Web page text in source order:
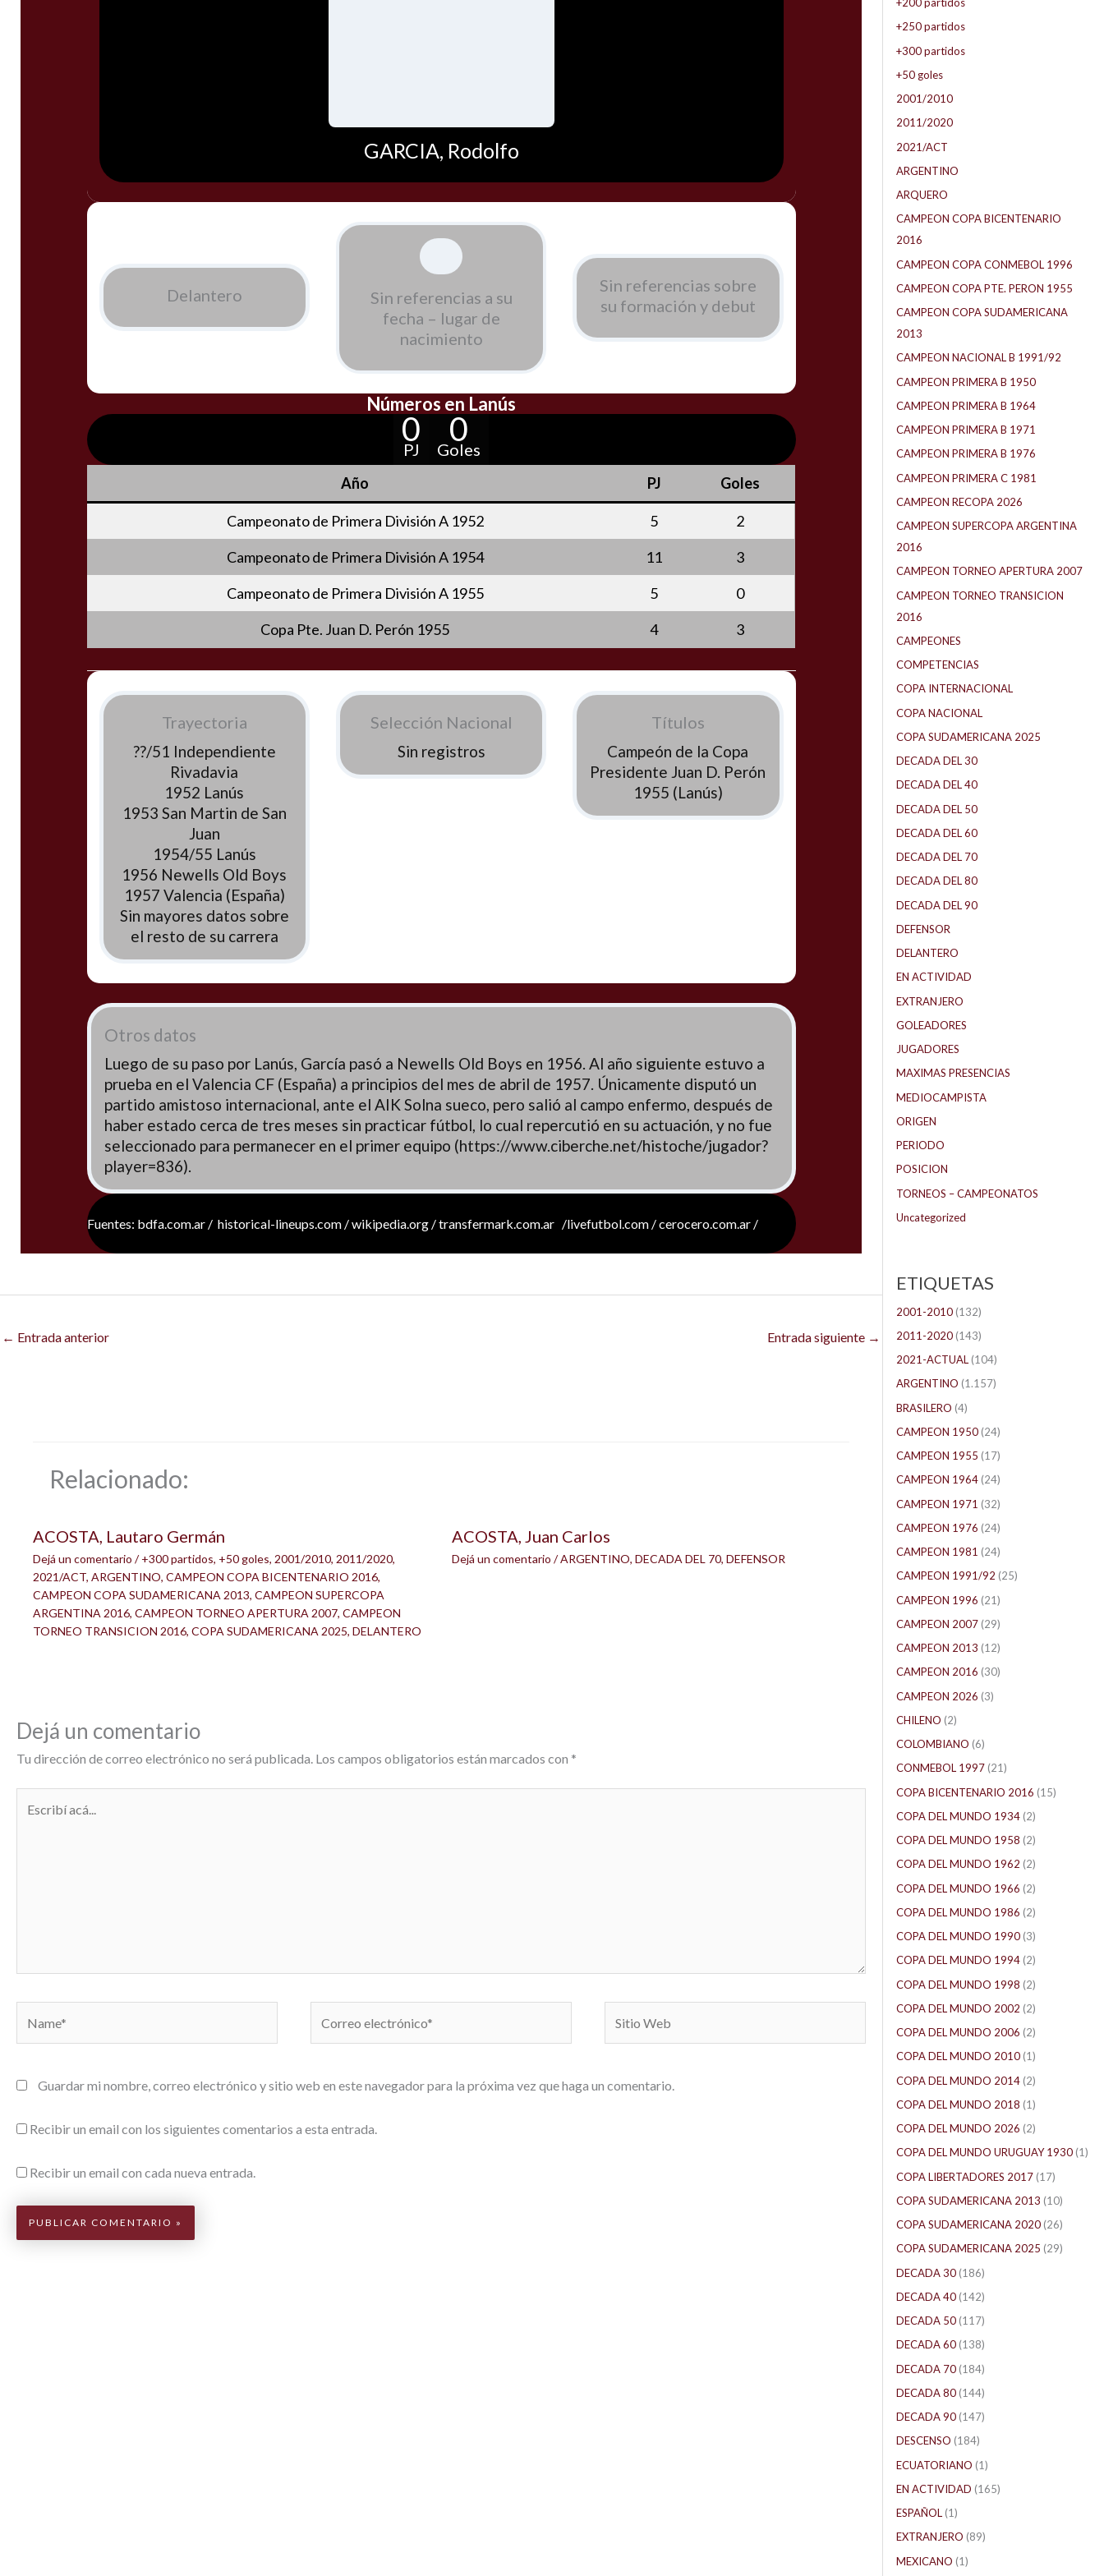
GARCIA, Rodolfo
Delantero
Sin referencias a su
fecha – lugar de
nacimiento
Sin referencias sobre
su formación y debut
Números en Lanús
0
PJ
0
Goles
Año PJ Goles
Campeonato de Primera División A 1952 5
2
Campeonato de Primera División A 1954
11
3
Campeonato de Primera División A 1955
5
0
Copa Pte. Juan D. Perón 1955
4 3
Trayectoria
??/51 Independiente
Rivadavia
1952 Lanús
1953 San Martin de San
Juan
1954/55 Lanús
1956 Newells Old Boys
1957 Valencia (España)
Sin mayores datos sobre
el resto de su carrera
Selección Nacional
Sin registros
Títulos
Campeón de la Copa
Presidente Juan D. Perón
1955 (Lanús)
Otros datos
Luego de su paso por Lanús, García pasó a Newells Old Boys en 1956. Al año siguiente estuvo a
prueba en el Valencia CF (España) a principios del mes de abril de 1957. Únicamente disputó un
partido amistoso internacional, ante el AIK Solna sueco, pero salió al campo enfermo, después de
haber estado cerca de tres meses sin practicar fútbol, lo cual repercutió en su actuación, y no fue
seleccionado para permanecer en el primer equipo (https://www.ciberche.net/histoche/jugador?
player=836).
Fuentes: bdfa.com.ar / historical-lineups.com / wikipedia.org / transfermark.com.ar /livefutbol.com / cerocero.com.ar /
← Entrada anterior Entrada siguiente →
Relacionado:
ACOSTA, Lautaro Germán
Dejá un comentario /+300 partidos, +50 goles, 2001/2010, 2011/2020,
2021/ACT, ARGENTINO, CAMPEON COPA BICENTENARIO 2016,
CAMPEON COPA SUDAMERICANA 2013, CAMPEON SUPERCOPA
ARGENTINA 2016, CAMPEON TORNEO APERTURA 2007, CAMPEON
TORNEO TRANSICION 2016, COPA SUDAMERICANA 2025, DELANTERO
ACOSTA, Juan Carlos
Dejá un comentario /ARGENTINO, DECADA DEL 70, DEFENSOR
Dejá un comentario
Tu dirección de correo electrónico no será publicada. Los campos obligatorios están marcados con *
acá...
electrónico*
Web
Guardar mi nombre, correo electrónico y sitio web en este navegador para la próxima vez que haga un comentario.
Recibir un email con los siguientes comentarios a esta entrada.
Recibir un email con cada nueva entrada.
+250 partidos
+300 partidos
+50 goles
2001/2010
2011/2020
2021/ACT
ARGENTINO
ARQUERO
CAMPEON COPA BICENTENARIO
2016
CAMPEON COPA CONMEBOL 1996
CAMPEON COPA PTE. PERON 1955
CAMPEON COPA SUDAMERICANA
2013
CAMPEON NACIONAL B 1991/92
CAMPEON PRIMERA B 1950
CAMPEON PRIMERA B 1964
CAMPEON PRIMERA B 1971
CAMPEON PRIMERA B 1976
CAMPEON PRIMERA C 1981
CAMPEON RECOPA 2026
CAMPEON SUPERCOPA ARGENTINA
2016
CAMPEON TORNEO APERTURA 2007
CAMPEON TORNEO TRANSICION
2016
CAMPEONES
COMPETENCIAS
COPA INTERNACIONAL
COPA NACIONAL
COPA SUDAMERICANA 2025
DECADA DEL 30
DECADA DEL 40
DECADA DEL 50
DECADA DEL 60
DECADA DEL 70
DECADA DEL 80
DECADA DEL 90
DEFENSOR
DELANTERO
EN ACTIVIDAD
EXTRANJERO
GOLEADORES
JUGADORES
MAXIMAS PRESENCIAS
MEDIOCAMPISTA
ORIGEN
PERIODO
POSICION
TORNEOS – CAMPEONATOS
Uncategorized
ETIQUETAS
2001-2010 (132)
2011-2020 (143)
2021-ACTUAL (104)
ARGENTINO (1.157)
BRASILERO (4)
CAMPEON 1950 (24)
CAMPEON 1955 (17)
CAMPEON 1964 (24)
CAMPEON 1971 (32)
CAMPEON 1976 (24)
CAMPEON 1981 (24)
CAMPEON 1991/92 (25)
CAMPEON 1996 (21)
CAMPEON 2007 (29)
CAMPEON 2013 (12)
CAMPEON 2016 (30)
CAMPEON 2026 (3)
CHILENO (2)
COLOMBIANO (6)
CONMEBOL 1997 (21)
COPA BICENTENARIO 2016 (15)
COPA DEL MUNDO 1934 (2)
COPA DEL MUNDO 1958 (2)
COPA DEL MUNDO 1962 (2)
COPA DEL MUNDO 1966 (2)
COPA DEL MUNDO 1986 (2)
COPA DEL MUNDO 1990 (3)
COPA DEL MUNDO 1994 (2)
COPA DEL MUNDO 1998 (2)
COPA DEL MUNDO 2002 (2)
COPA DEL MUNDO 2006 (2)
COPA DEL MUNDO 2010 (1)
COPA DEL MUNDO 2014 (2)
COPA DEL MUNDO 2018 (1)
COPA DEL MUNDO 2026 (2)
COPA DEL MUNDO URUGUAY 1930 (1)
COPA LIBERTADORES 2017 (17)
COPA SUDAMERICANA 2013 (10)
COPA SUDAMERICANA 2020 (26)
COPA SUDAMERICANA 2025 (29)
DECADA 30 (186)
DECADA 40 (142)
DECADA 50 (117)
DECADA 60 (138)
DECADA 70 (184)
DECADA 80 (144)
DECADA 90 (147)
DESCENSO (184)
ECUATORIANO (1)
EN ACTIVIDAD (165)
ESPAÑOL (1)
EXTRANJERO (89)
MEXICANO (1)